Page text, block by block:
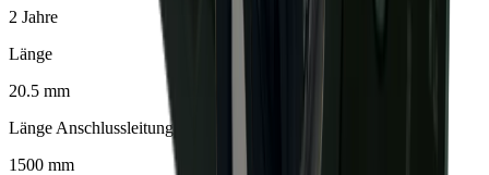
2 Jahre
Länge
20.5 mm
Länge Anschlussleitung
1500 mm